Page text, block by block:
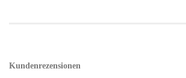
Kundenrezensionen